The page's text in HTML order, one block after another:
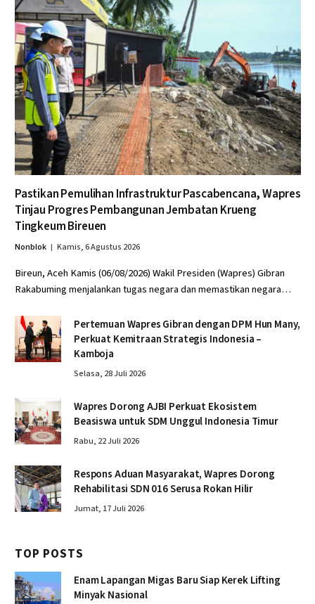
Pastikan Pemulihan Infrastruktur Pascabencana, Wapres
Tinjau Progres Pembangunan Jembatan Krueng
Tingkeum Bireuen
Nonblok Kamis, 6 Agustus 2026
Bireun, Aceh Kamis (06/08/2026) Wakil Presiden (Wapres) Gibran
Rakabuming menjalankan tugas negara dan memastikan negara…
Pertemuan Wapres Gibran dengan DPM Hun Many,
Perkuat Kemitraan Strategis Indonesia –
Kamboja
Selasa, 28 Juli 2026
Wapres Dorong AJBI Perkuat Ekosistem
Beasiswa untuk SDM Unggul Indonesia Timur
Rabu, 22 Juli 2026
Respons Aduan Masyarakat, Wapres Dorong
Rehabilitasi SDN 016 Serusa Rokan Hilir
Jumat, 17 Juli 2026
TOP POSTS
Enam Lapangan Migas Baru Siap Kerek Lifting
Minyak Nasional